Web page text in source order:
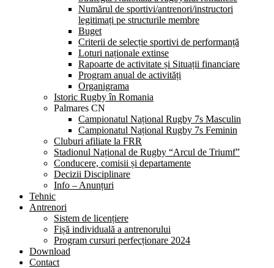
Numărul de sportivi/antrenori/instructori
legitimați pe structurile membre
Buget
Criterii de selecție sportivi de performanță
Loturi naționale extinse
Rapoarte de activitate și Situații financiare
Program anual de activități
Organigrama
Istoric Rugby în Romania
Palmares CN
Campionatul Național Rugby 7s Masculin
Campionatul Național Rugby 7s Feminin
Cluburi afiliate la FRR
Stadionul Național de Rugby “Arcul de Triumf”
Conducere, comisii și departamente
Decizii Disciplinare
Info – Anunțuri
Tehnic
Antrenori
Sistem de licențiere
Fișă individuală a antrenorului
Program cursuri perfecționare 2024
Download
Contact